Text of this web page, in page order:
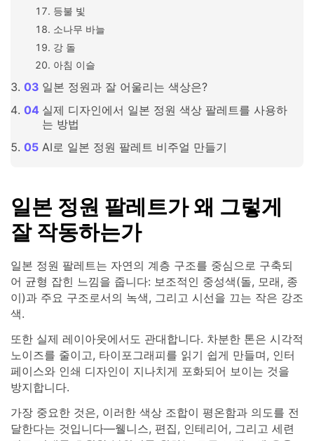
등불 빛
소나무 바늘
강 돌
아침 이슬
일본 정원과 잘 어울리는 색상은?
실제 디자인에서 일본 정원 색상 팔레트를 사용하
는 방법
AI로 일본 정원 팔레트 비주얼 만들기
일본 정원 팔레트가 왜 그렇게
잘 작동하는가
일본 정원 팔레트는 자연의 계층 구조를 중심으로 구축되
어 균형 잡힌 느낌을 줍니다: 보조적인 중성색(돌, 모래, 종
이)과 주요 구조로서의 녹색, 그리고 시선을 끄는 작은 강조
색.
또한 실제 레이아웃에서도 관대합니다. 차분한 톤은 시각적
노이즈를 줄이고, 타이포그래피를 읽기 쉽게 만들며, 인터
페이스와 인쇄 디자인이 지나치게 포화되어 보이는 것을
방지합니다.
가장 중요한 것은, 이러한 색상 조합이 평온함과 의도를 전
달한다는 것입니다—웰니스, 편집, 인테리어, 그리고 세련